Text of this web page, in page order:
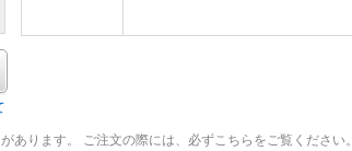
ります。 ご注文の際には、必ずこちらをご覧ください。